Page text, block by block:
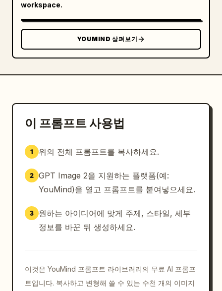
workspace.
YOUMIND 살펴보기
이 프롬프트 사용법
1 위의 전체 프롬프트를 복사하세요.
2 GPT Image 2을 지원하는 플랫폼(예:
YouMind)을 열고 프롬프트를 붙여넣으세요.
3
원하는 아이디어에 맞게 주제, 스타일, 세부
정보를 바꾼 뒤 생성하세요.
이것은 YouMind 프롬프트 라이브러리의 무료 AI 프롬프
트입니다. 복사하고 변형해 쓸 수 있는 수천 개의 이미지